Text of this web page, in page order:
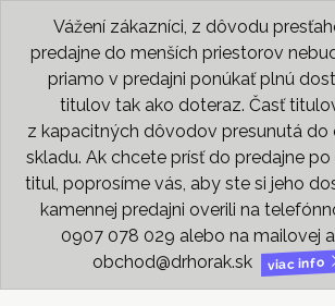
Vážení zákazníci, z dôvodu
predajne do menších priestorov
priamo v predajni ponúkať plnú
titulov tak ako doteraz. Časť
z kapacitných dôvodov presunutá do
skladu. Ak chcete prísť do predajne
titul, poprosíme vás, aby ste si jeho
kamennej predajni overili na
0907 078 029 alebo na mailovej
obchod@drhorak.sk
viac info